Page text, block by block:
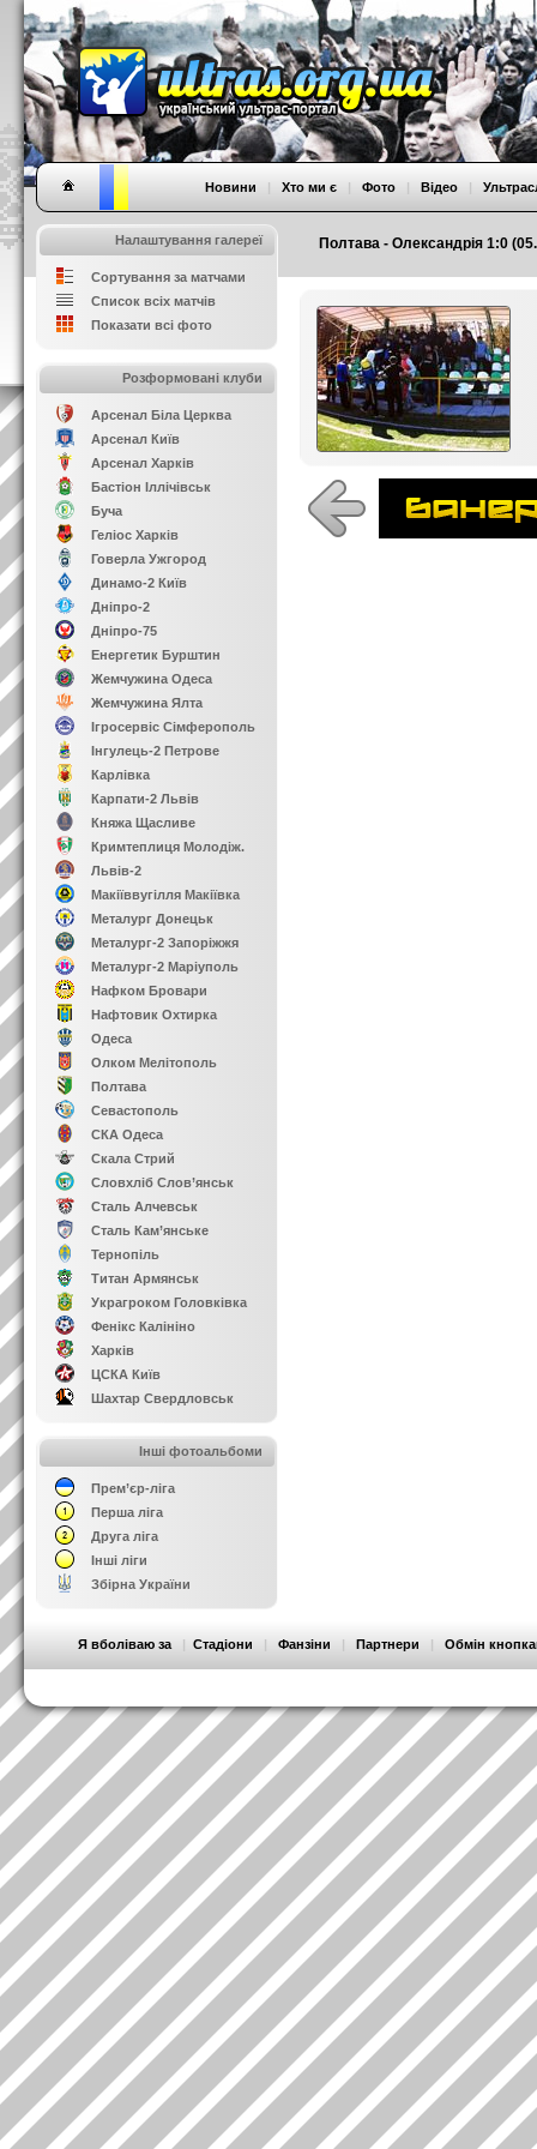
Полтава - Олександрія 1:0
Новини | Хто ми є | Фото | Відео |
Налаштування галереї
Сортування за матчами
Список всіх матчів
Показати всі фото
Розформовані клуби
Арсенал Біла Церква
Арсенал Київ
Арсенал Харків
Бастіон Іллічівськ
Буча
Геліос Харків
Говерла Ужгород
Динамо-2 Київ
Дніпро-2
Дніпро-75
Енергетик Бурштин
Жемчужина Одеса
Жемчужина Ялта
Ігросервіс Сімферополь
Інгулець-2 Петрове
Карлівка
Карпати-2 Львів
Княжа Щасливе
Кримтеплиця Молодіж.
Львів-2
Макіїввугілля Макіївка
Металург Донецьк
Металург-2 Запоріжжя
Металург-2 Маріуполь
Нафком Бровари
Нафтовик Охтирка
Одеса
Олком Мелітополь
Полтава
Севастополь
СКА Одеса
Скала Стрий
Словхліб Слов’янськ
Сталь Алчевськ
Сталь Кам’янське
Тернопіль
Титан Армянськ
Украгроком Головківка
Фенікс Калініно
Харків
ЦСКА Київ
Шахтар Свердловськ
Інші фотоальбоми
Прем’єр-ліга
Перша ліга
Друга ліга
Інші ліги
Збірна України
Я вболіваю за | Стадіони | Фанзіни | Партнери | Обмін